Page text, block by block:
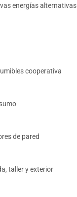
energías alternativas
cooperativa
de pared
taller y exterior